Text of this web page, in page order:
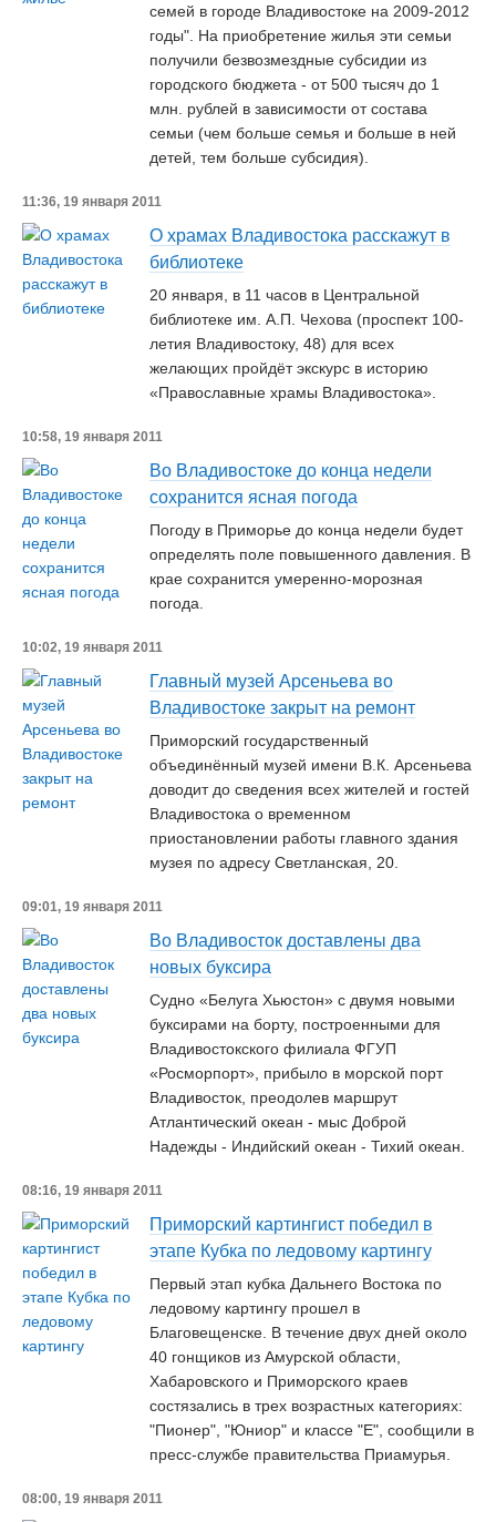
семей в городе Владивостоке на 2009-2012
годы". На приобретение жилья эти семьи
получили безвозмездные субсидии из
городского бюджета - от 500 тысяч до 1
млн. рублей в зависимости от состава
семьи (чем больше семья и больше в ней
детей, тем больше субсидия).
11:36, 19 января 2011
О храмах Владивостока расскажут в
библиотеке
20 января, в 11 часов в Центральной
библиотеке им. А.П. Чехова (проспект 100-
летия Владивостоку, 48) для всех
желающих пройдёт экскурс в историю
«Православные храмы Владивостока».
10:58, 19 января 2011
Во Владивостоке до конца недели
сохранится ясная погода
Погоду в Приморье до конца недели будет
определять поле повышенного давления. В
крае сохранится умеренно-морозная
погода.
10:02, 19 января 2011
Главный музей Арсеньева во
Владивостоке закрыт на ремонт
Приморский государственный
объединённый музей имени В.К. Арсеньева
доводит до сведения всех жителей и гостей
Владивостока о временном
приостановлении работы главного здания
музея по адресу Светланская, 20.
09:01, 19 января 2011
Во Владивосток доставлены два
новых буксира
Судно «Белуга Хьюстон» с двумя новыми
буксирами на борту, построенными для
Владивостокского филиала ФГУП
«Росморпорт», прибыло в морской порт
Владивосток, преодолев маршрут
Атлантический океан - мыс Доброй
Надежды - Индийский океан - Тихий океан.
08:16, 19 января 2011
Приморский картингист победил в
этапе Кубка по ледовому картингу
Первый этап кубка Дальнего Востока по
ледовому картингу прошел в
Благовещенске. В течение двух дней около
40 гонщиков из Амурской области,
Хабаровского и Приморского краев
состязались в трех возрастных категориях:
"Пионер", "Юниор" и классе "Е", сообщили в
пресс-службе правительства Приамурья.
08:00, 19 января 2011